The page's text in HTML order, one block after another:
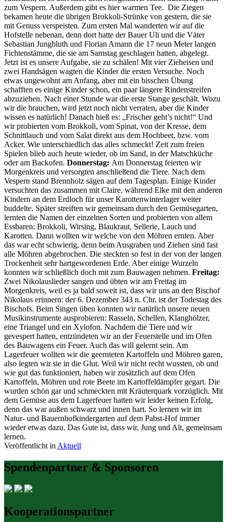
zum Vespern. Außerdem gibt es hier warmen Tee. Die Ziegen
bekamen heute die übrigen Brokkoli-Strünke von gestern, die sie
mit Genuss verspeisten. Zum ersten Mal wanderten wir auf die
Hofstelle nebenan, denn dort hatte der Bauer Uli und die Väter
Sebastian Jungbluth und Florian Amann die 17 neun Meter langen
Fichtenstämme, die sie am Samstag geschlagen hatten, abgelegt.
Jetzt ist es unsere Aufgabe, sie zu schälen! Mit vier Zieheisen und
zwei Handsägen wagten die Kinder die ersten Versuche. Noch
etwas ungewohnt am Anfang, aber mit ein bisschen Übung
schafften es einige Kinder schon, ein paar längere Rindenstreifen
abzuziehen. Nach einer Stunde war die erste Stange geschält. Wozu
wir die brauchen, wird jetzt noch nicht verraten, aber die Kinder
wissen es natürlich! Danach hieß es: „Frischer geht’s nicht!“ Und
wir probierten vom Brokkoli, vom Spinat, von der Kresse, dem
Schnittlauch und vom Salat direkt aus dem Hochbeet, bzw. vom
Acker. Wie unterschiedlich das alles schmeckt! Zeit zum freien
Spielen blieb auch heute wieder, ob im Sand, in der Matschküche
oder am Backofen. Donnerstag: Am Donnerstag feierten wir
Morgenkreis und versorgten anschließend die Tiere. Nach dem
Vespern stand Brennholz sägen auf dem Tagesplan. Einige Kinder
versuchten das zusammen mit Claire, während Elke mit den anderen
Kindern an dem Erdloch für unser Karottenwinterlager weiter
buddelte. Später streiften wir gemeinsam durch den Gemüsegarten,
lernten die Namen der einzelnen Sorten und probierten von allem
Essbaren: Brokkoli, Wirsing, Blaukraut, Sellerie, Lauch und
Karotten. Dann wollten wir welche von den Möhren ernten. Aber
das war echt schwierig, denn beim Ausgraben und Ziehen sind fast
alle Möhren abgebrochen. Die steckten so fest in der von der langen
Trockenheit sehr hartgewordenen Erde. Aber einige Wurzeln
konnten wir schließlich doch mit zum Bauwagen nehmen. Freitag:
Zwei Nikolauslieder sangen und übten wir am Freitag im
Morgenkreis, weil es ja bald soweit ist, dass wir uns an den Bischof
Nikolaus erinnern: der 6. Dezember 343 n. Chr. ist der Todestag des
Bischofs. Beim Singen üben konnten wir natürlich unsere neuen
Musikinstrumente ausprobieren: Rasseln, Schellen, Klanghölzer,
eine Triangel und ein Xylofon. Nachdem die Tiere und wir
gevespert hatten, entzündeten wir an der Feuerstelle und im Ofen
des Bauwagens ein Feuer. Auch das will gelernt sein. Am
Lagerfeuer wollten wir die geernteten Kartoffeln und Möhren garen,
also legten wir sie in die Glut. Weil wir nicht recht wussten, ob und
wie gut das funktioniert, haben wir zusätzlich auf dem Ofen
Kartoffeln, Möhren und rote Beete im Kartoffeldämpfer gegart. Die
wurden schön gar und schmeckten mit Kräuterquark vorzüglich. Mit
dem Gemüse aus dem Lagerfeuer hatten wir leider keinen Erfolg,
denn das war außen schwarz und innen hart. So lernen wir im
Natur- und Bauernhofkindergarten auf dem Pabst-Hof immer
wieder etwas dazu. Das Gute ist, dass wir, Jung und Alt, gemeinsam
lernen.
Veröffentlicht in Aktuell
Spendenpartner & Sponsoren
Kooperationspartner